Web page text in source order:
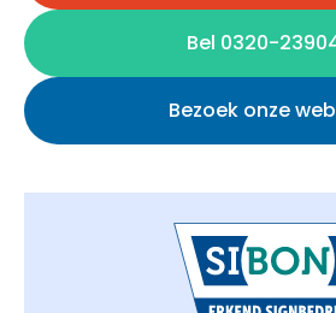
Bel 0320-
Bezoek onze